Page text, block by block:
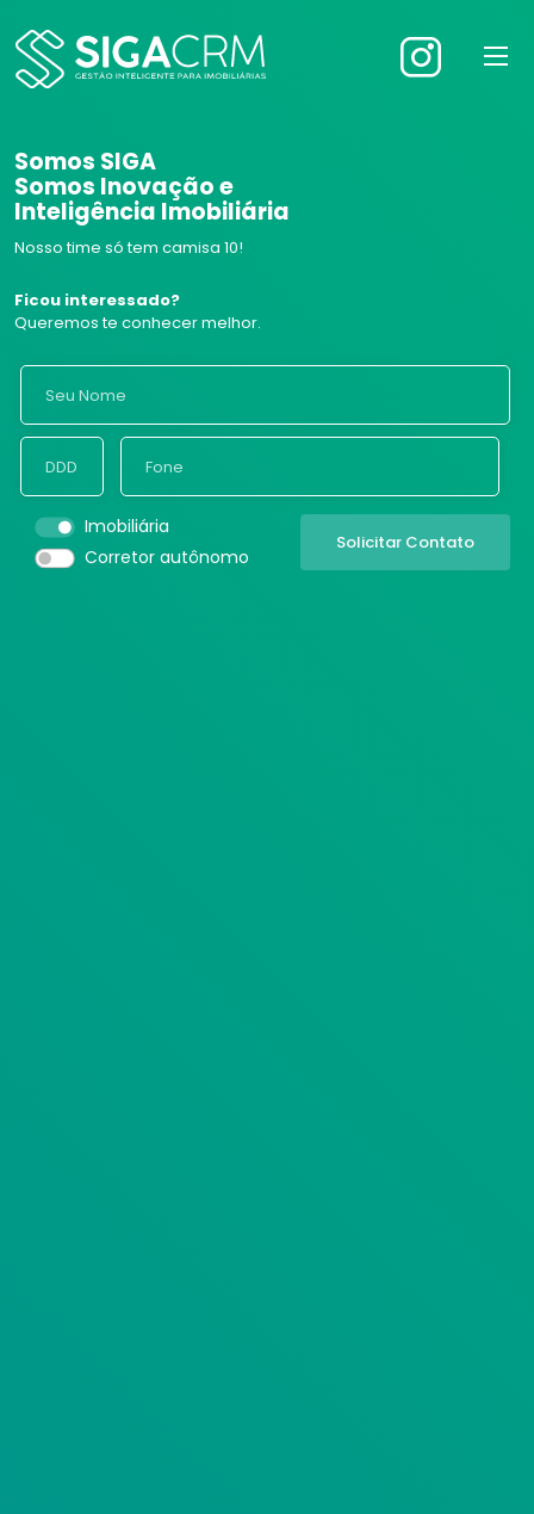
Somos SIGA
Somos Inovação e
Inteligência Imobiliária
Nosso time só tem camisa 10!
Ficou interessado?
Queremos te conhecer melhor.
Imobiliária
Corretor autônomo